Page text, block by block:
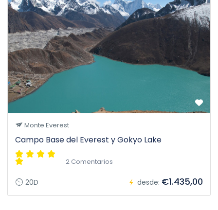
Monte Everest
Campo Base del Everest y Gokyo Lake
2 Comentarios
20D desde: €1.435,00